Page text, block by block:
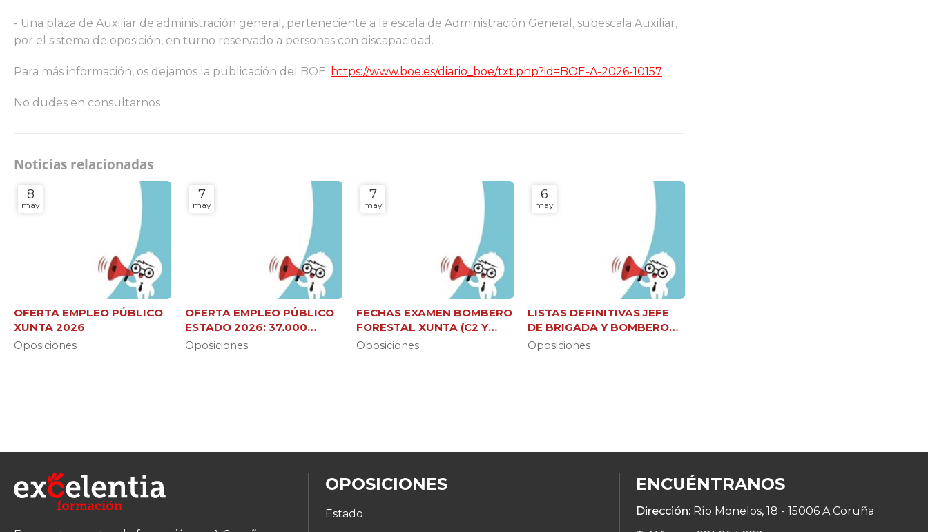
- Una plaza de Auxiliar de administración general, perteneciente a la escala de Administración General, subescala Auxiliar,
por el sistema de oposición, en turno reservado a personas con discapacidad.
Para más información, os dejamos la publicación del BOE: https://www.boe.es/diario_boe/txt.php?id=BOE-A-2026-10157
No dudes en consultarnos
Noticias relacionadas
8
may
OFERTA EMPLEO PÚBLICO
XUNTA 2026
Oposiciones
7
may
OFERTA EMPLEO PÚBLICO
ESTADO 2026: 37.000
NUEVAS PLAZAS
Oposiciones
7
may
FECHAS EXAMEN BOMBERO
FORESTAL XUNTA (C2 Y
JEFE DE BRIGADA)
Oposiciones
6
may
LISTAS DEFINITIVAS JEFE
DE BRIGADA Y BOMBERO
FORESTAL XUNTA DE
Oposiciones
OPOSICIONES
Estado
ENCUÉNTRANOS
Dirección: Río Monelos, 18 -15006 A Coruña